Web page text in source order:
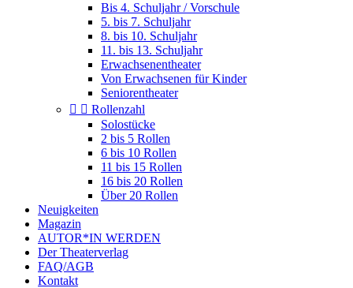
Bis 4. Schuljahr / Vorschule
5. bis 7. Schuljahr
8. bis 10. Schuljahr
11. bis 13. Schuljahr
Erwachsenentheater
Von Erwachsenen für Kinder
Seniorentheater
  Rollenzahl
Solostücke
2 bis 5 Rollen
6 bis 10 Rollen
11 bis 15 Rollen
16 bis 20 Rollen
Über 20 Rollen
Neuigkeiten
Magazin
AUTOR*IN WERDEN
Der Theaterverlag
FAQ/AGB
Kontakt